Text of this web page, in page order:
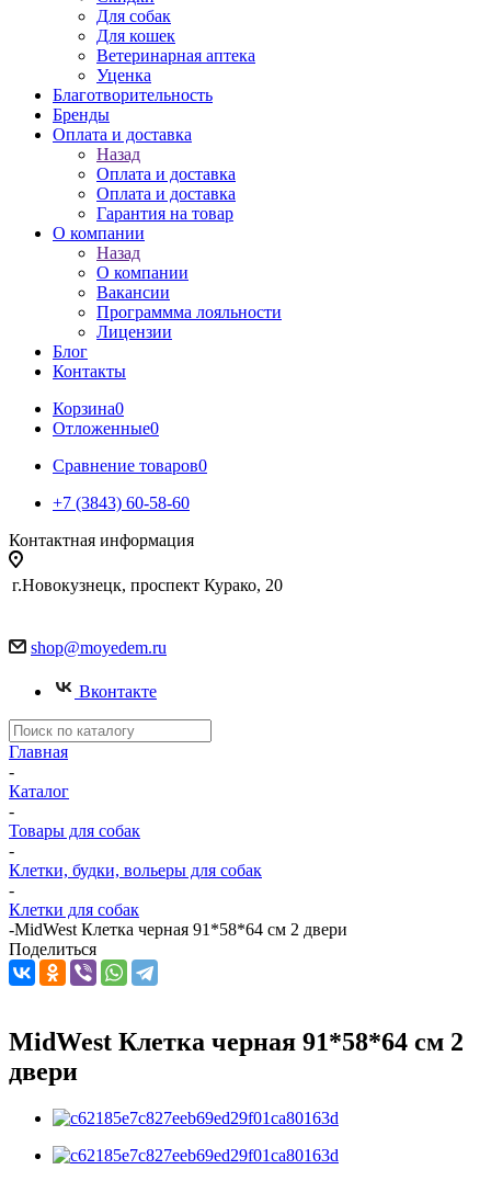
Для собак
Для кошек
Ветеринарная аптека
Уценка
Благотворительность
Бренды
Оплата и доставка
Назад
Оплата и доставка
Оплата и доставка
Гарантия на товар
О компании
Назад
О компании
Вакансии
Программма лояльности
Лицензии
Блог
Контакты
Корзина0
Отложенные0
Сравнение товаров0
+7 (3843) 60-58-60
Контактная информация
г.Новокузнецк, проспект Курако, 20
shop@moyedem.ru
Вконтакте
Главная
-
Каталог
-
Товары для собак
-
Клетки, будки, вольеры для собак
-
Клетки для собак
-MidWest Клетка черная 91*58*64 см 2 двери
Поделиться
MidWest Клетка черная 91*58*64 см 2
двери